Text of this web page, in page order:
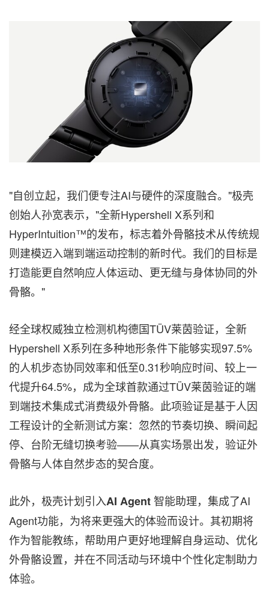
"自创立起，我们便专注AI与硬件的深度融合。"极壳
创始人孙宽表示，"全新Hypershell X系列和
HyperIntuition™的发布，标志着外骨骼技术从传统规
则建模迈入端到端运动控制的新时代。我们的目标是
打造能更自然响应人体运动、更无缝与身体协同的外
骨骼。"
经全球权威独立检测机构德国TÜV莱茵验证，全新
Hypershell X系列在多种地形条件下能够实现97.5%
的人机步态协同效率和低至0.31秒响应时间、较上一
代提升64.5%，成为全球首款通过TÜV莱茵验证的端
到端技术集成式消费级外骨骼。此项验证是基于人因
工程设计的全新测试方案：忽然的节奏切换、瞬间起
停、台阶无缝切换考验——从真实场景出发，验证外
骨骼与人体自然步态的契合度。
此外，极壳计划引入AI Agent 智能助理，集成了AI
Agent功能，为将来更强大的体验而设计。其初期将
作为智能教练，帮助用户更好地理解自身运动、优化
外骨骼设置，并在不同活动与环境中个性化定制助力
体验。